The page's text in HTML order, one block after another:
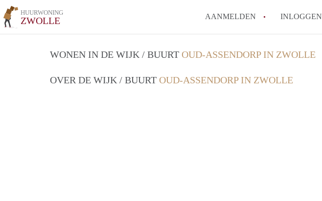
HUURWONING
ZWOLLE AANMELDEN INLOGGEN
WONEN IN DE WIJK / BUURT OUD-ASSENDORP IN ZWOLLE
OVER DE WIJK / BUURT OUD-ASSENDORP IN ZWOLLE